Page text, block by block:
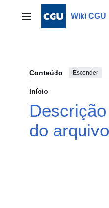
Menu principalWiki CGU
Conteúdo Esconder
Início
Descrição
do arquivo